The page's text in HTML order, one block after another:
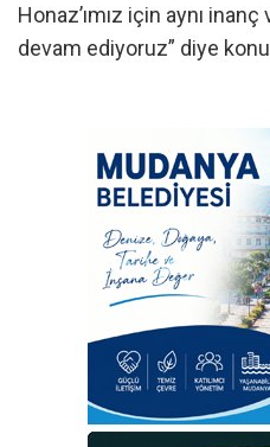
Honaz’ımız için aynı inanç
devam ediyoruz” diye